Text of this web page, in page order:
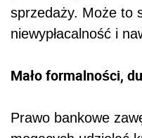
sprzedaży. Może to
niewypłacalność i
Mało formalności,
Prawo bankowe